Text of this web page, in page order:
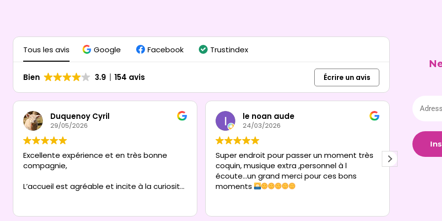
Tous les avis Google Facebook Trustindex
Bien 3.9 154 avis Écrire un avis
Duquenoy Cyril
29/05/2026
Excellente expérience et en très bonne
compagnie,
L’accueil est agréable et incite à la curiosité
le noan aude
24/03/2026
Super endroit pour passer un moment très
coquin, musique extra ,personnel à l
écoute...un grand merci pour ces bons
moments
1ere